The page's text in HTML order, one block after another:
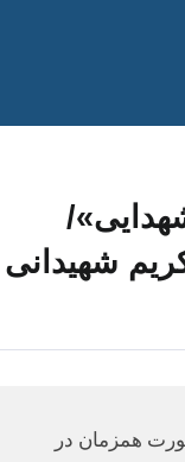
شهیدانی
همزمان در